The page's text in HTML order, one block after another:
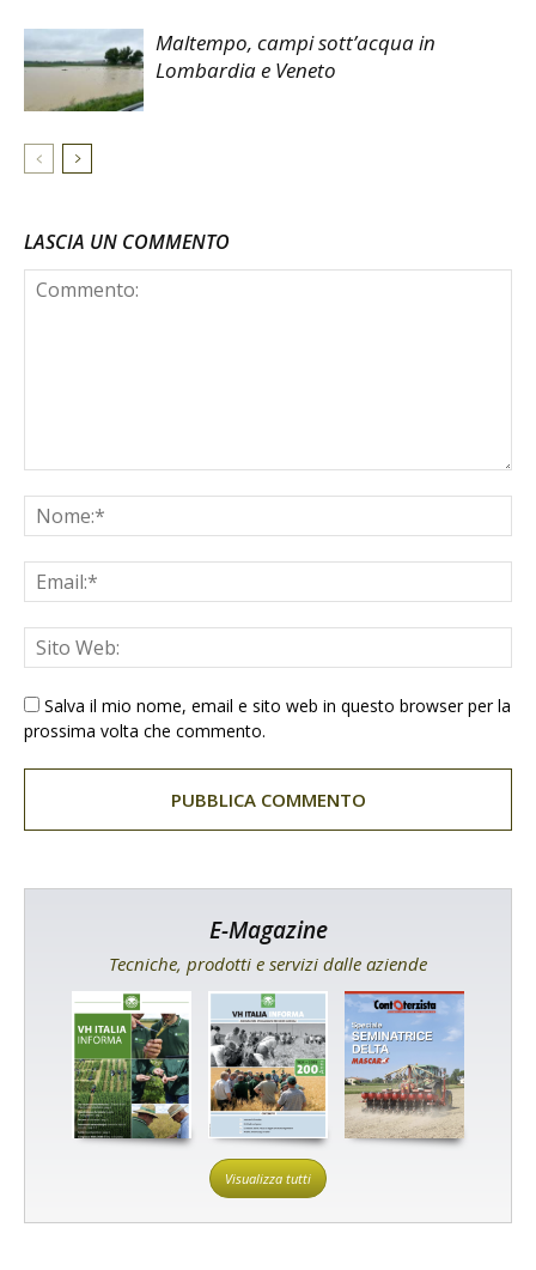
Maltempo, campi sott’acqua in
Lombardia e Veneto
LASCIA UN COMMENTO
Salva il mio nome, email e sito web in questo browser per la
prossima volta che commento.
E-Magazine
Tecniche, prodotti e servizi dalle aziende
Visualizza tutti